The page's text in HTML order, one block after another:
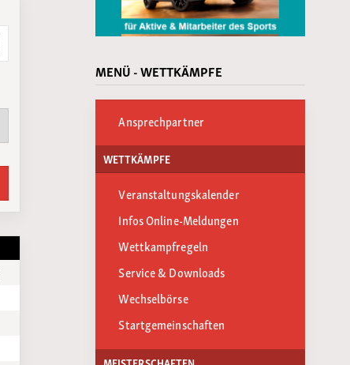
MENÜ - WETTKÄMPFE
Ansprechpartner
WETTKÄMPFE
Veranstaltungskalender
Infos Online-Meldungen
Wettkampfregeln
Service & Downloads
Wechselbörse
Startgemeinschaften